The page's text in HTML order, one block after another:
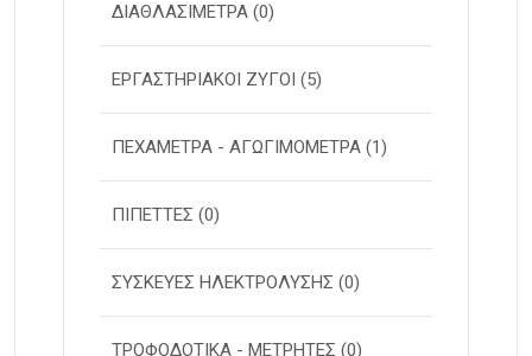
ΔΙΑΘΛΑΣΙΜΕΤΡΑ (0)
ΕΡΓΑΣΤΗΡΙΑΚΟΙ ΖΥΓΟΙ (5)
ΠΕΧΑΜΕΤΡΑ - ΑΓΩΓΙΜΟΜΕΤΡΑ (1)
ΠΙΠΕΤΤΕΣ (0)
ΣΥΣΚΕΥΕΣ ΗΛΕΚΤΡΟΛΥΣΗΣ (0)
ΤΡΟΦΟΔΟΤΙΚΑ - ΜΕΤΡΗΤΕΣ (0)